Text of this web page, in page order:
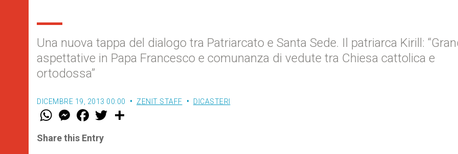
Una nuova tappa del dialogo tra Patriarcato e Santa Sede. Il patriarca Kirill:
aspettative in Papa Francesco e comunanza di vedute tra Chiesa cattolica e
ortodossa”
DICEMBRE 19, 2013 00:00 ZENIT STAFF DICASTERI
W
t
s
M
e
s
e
F
a
e
b
w
Share this Entry